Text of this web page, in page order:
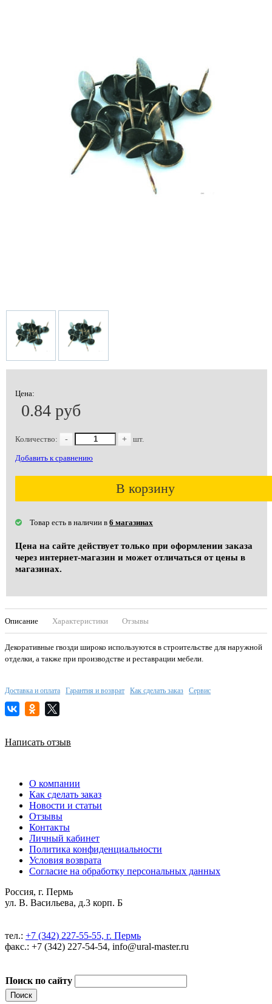
Цена:
0.84 руб
Количество: - + шт.
Добавить к сравнению
В корзину
Товар есть в наличии в 6 магазинах
Цена на сайте действует только при оформлении заказа
через интернет-магазин и может отличаться от цены в
магазинах.
Описание Характеристики Отзывы
Декоративные гвозди широко используются в строительстве для наружной
отделки, а также при производстве и реставрации мебели.
Доставка и оплата Гарантия и возврат Как сделать заказ Сервис
Написать отзыв
О компании
Как сделать заказ
Новости и статьи
Отзывы
Контакты
Личный кабинет
Политика конфиденциальности
Условия возврата
Согласие на обработку персональных данных
Россия, г. Пермь
ул. В. Васильева, д.3 корп. Б
тел.: +7 (342) 227-55-55, г. Пермь
факс.: +7 (342) 227-54-54, info@ural-master.ru
Поиск по сайту